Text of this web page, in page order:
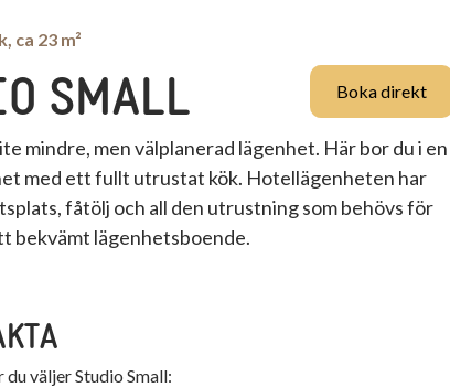
ca 23 m²
Boka direkt
SMALL
mindre, men välplanerad lägenhet. Här bor du i en
med ett fullt utrustat kök. Hotellägenheten har
fåtölj och all den utrustning som behövs för
bekvämt lägenhetsboende.
du väljerStudio Small: